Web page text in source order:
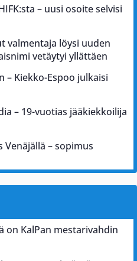
– uusi osoite selvisi
valmentaja löysi uuden
vetäytyi yllättäen
– Kiekko-Espoo julkaisi
– 19-vuotias jääkiekkoilija
– sopimus
on KalPan mestarivahdin